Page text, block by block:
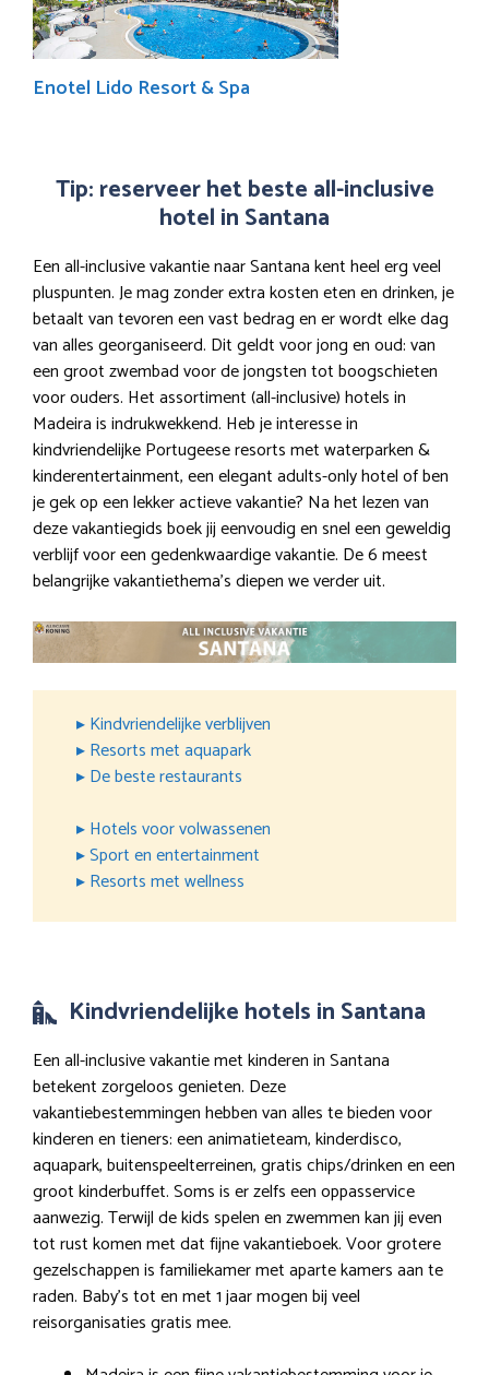
Enotel Lido Resort & Spa
Tip: reserveer het beste all-inclusive
hotel in Santana
Een all-inclusive vakantie naar Santana kent heel erg veel
pluspunten. Je mag zonder extra kosten eten en drinken, je
betaalt van tevoren een vast bedrag en er wordt elke dag
van alles georganiseerd. Dit geldt voor jong en oud: van
een groot zwembad voor de jongsten tot boogschieten
voor ouders. Het assortiment (all-inclusive) hotels in
Madeira is indrukwekkend. Heb je interesse in
kindvriendelijke Portugeese resorts met waterparken &
kinderentertainment, een elegant adults-only hotel of ben
je gek op een lekker actieve vakantie? Na het lezen van
deze vakantiegids boek jij eenvoudig en snel een geweldig
verblijf voor een gedenkwaardige vakantie. De 6 meest
belangrijke vakantiethema’s diepen we verder uit.
▸ Kindvriendelijke verblijven
▸ Resorts met aquapark
▸ De beste restaurants
▸ Hotels voor volwassenen
▸ Sport en entertainment
▸ Resorts met wellness
Kindvriendelijke hotels in Santana
Een all-inclusive vakantie met kinderen in Santana
betekent zorgeloos genieten. Deze
vakantiebestemmingen hebben van alles te bieden voor
kinderen en tieners: een animatieteam, kinderdisco,
aquapark, buitenspeelterreinen, gratis chips/drinken en een
groot kinderbuffet. Soms is er zelfs een oppasservice
aanwezig. Terwijl de kids spelen en zwemmen kan jij even
tot rust komen met dat fijne vakantieboek. Voor grotere
gezelschappen is familiekamer met aparte kamers aan te
raden. Baby’s tot en met 1 jaar mogen bij veel
reisorganisaties gratis mee.